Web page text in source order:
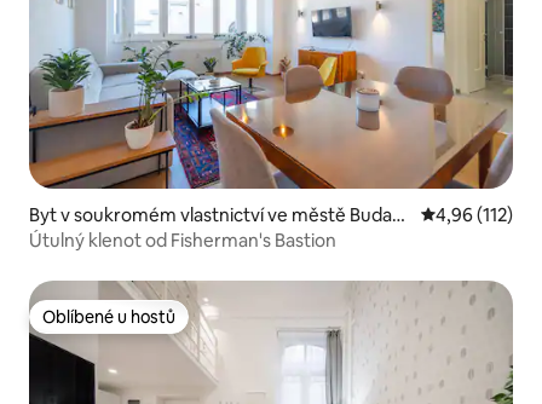
Byt v soukromém vlastnictví ve městě Budap
ešť
Průměrné
4,96 (112)
Útulný klenot od Fisherman's Bastion
Oblíbené u hostů
Oblíbené u hostů